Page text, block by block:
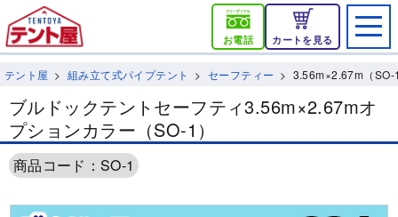
お電話 カートを見る
テント屋 組み立て式パイプテント セーフティー 3.56m×2.67m（SO-
ブルドックテントセーフティ3.56m×2.67mオ
プションカラー（SO-1）
商品コード：SO-1